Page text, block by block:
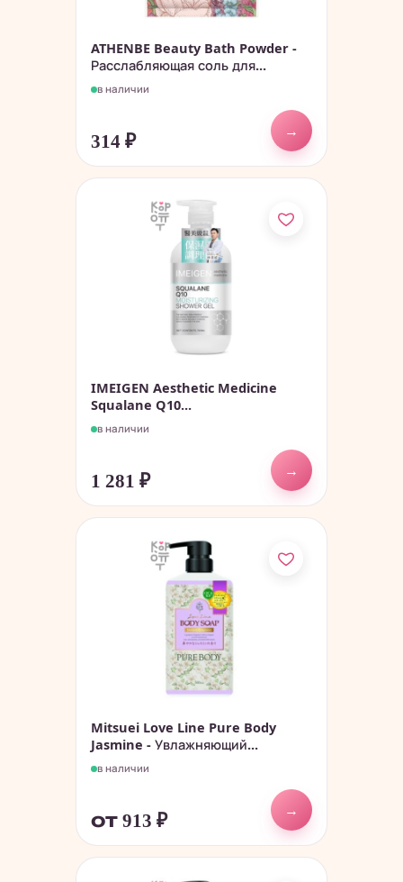
ATHENBE Beauty Bath Powder -
Расслабляющая соль для...
в наличии
314 ₽
→
IMEIGEN Aesthetic Medicine
Squalane Q10...
в наличии
1 281 ₽
→
Mitsuei Love Line Pure Body
Jasmine - Увлажняющий...
в наличии
от 913 ₽
→